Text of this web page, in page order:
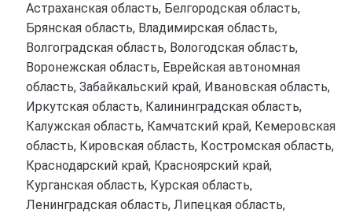
Астраханская область, Белгородская область,
Брянская область, Владимирская область,
Волгоградская область, Вологодская область,
Воронежская область, Еврейская автономная
область, Забайкальский край, Ивановская область,
Иркутская область, Калининградская область,
Калужская область, Камчатский край, Кемеровская
область, Кировская область, Костромская область,
Краснодарский край, Красноярский край,
Курганская область, Курская область,
Ленинградская область, Липецкая область,